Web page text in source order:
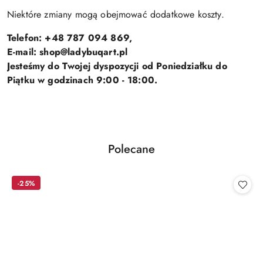
Niektóre zmiany mogą obejmować dodatkowe koszty.
Telefon: +48 787 094 869,
E-mail: shop@ladybuqart.pl
Jesteśmy do Twojej dyspozycji od Poniedziałku do
Piątku w godzinach 9:00 - 18:00.
Pomiń karuzelę produktów
Produkty
Polecane
-25%